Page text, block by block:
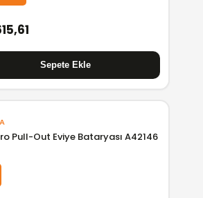
Pull-Out Eviye Bataryası A42146